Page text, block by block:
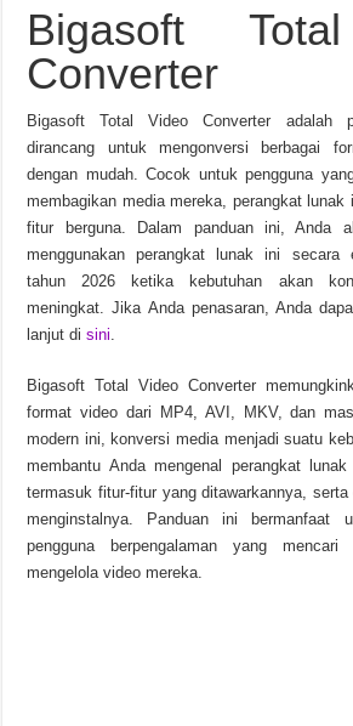
Chinese Frontiers v2.3.2582 Unduhan Gratis
Bigasoft
Converter
Bigasoft Total Video Converter adalah
dirancang untuk mengonversi berbagai
dengan mudah. Cocok untuk pengguna
membagikan media mereka, perangkat lunak
fitur berguna. Dalam panduan ini, Anda
menggunakan perangkat lunak ini secara
tahun 2026 ketika kebutuhan akan
meningkat. Jika Anda penasaran, Anda
lanjut disini.
Bigasoft Total Video Converter
format video dari MP4, AVI, MKV, dan
modern ini, konversi media menjadi suatu
membantu Anda mengenal perangkat
termasuk fitur-fitur yang ditawarkannya, serta
menginstalnya. Panduan ini bermanfaat
pengguna berpengalaman yang
mengelola video mereka.